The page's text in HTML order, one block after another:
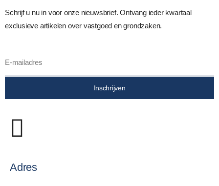
Schrijf u nu in voor onze nieuwsbrief. Ontvang ieder kwartaal
exclusieve artikelen over vastgoed en grondzaken.
Inschrijven
Adres